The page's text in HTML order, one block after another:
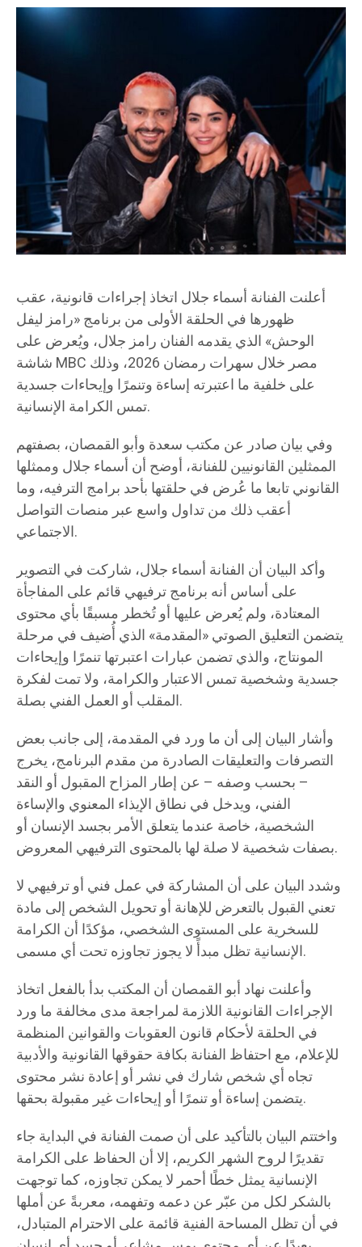
أعلنت الفنانة أسماء جلال اتخاذ إجراءات قانونية، عقب
ظهورها في الحلقة الأولى من برنامج «رامز ليفل
الوحش» الذي يقدمه الفنان رامز جلال، ويُعرض على
شاشة MBC مصر خلال سهرات رمضان 2026، وذلك
على خلفية ما اعتبرته إساءة وتنمرًا وإيحاءات جسدية
تمس الكرامة الإنسانية.
وفي بيان صادر عن مكتب سعدة وأبو القمصان، بصفتهم
الممثلين القانونيين للفنانة، أوضح أن أسماء جلال وممثلها
القانوني تابعا ما عُرض في حلقتها بأحد برامج الترفيه، وما
أعقب ذلك من تداول واسع عبر منصات التواصل
الاجتماعي.
وأكد البيان أن الفنانة أسماء جلال، شاركت في التصوير
على أساس أنه برنامج ترفيهي قائم على المفاجأة
المعتادة، ولم يُعرض عليها أو تُخطر مسبقًا بأي محتوى
يتضمن التعليق الصوتي «المقدمة» الذي أُضيف في مرحلة
المونتاج، والذي تضمن عبارات اعتبرتها تنمرًا وإيحاءات
جسدية وشخصية تمس الاعتبار والكرامة، ولا تمت لفكرة
المقلب أو العمل الفني بصلة.
وأشار البيان إلى أن ما ورد في المقدمة، إلى جانب بعض
التصرفات والتعليقات الصادرة من مقدم البرنامج، يخرج
– بحسب وصفه – عن إطار المزاح المقبول أو النقد
الفني، ويدخل في نطاق الإيذاء المعنوي والإساءة
الشخصية، خاصة عندما يتعلق الأمر بجسد الإنسان أو
بصفات شخصية لا صلة لها بالمحتوى الترفيهي المعروض.
وشدد البيان على أن المشاركة في عمل فني أو ترفيهي لا
تعني القبول بالتعرض للإهانة أو تحويل الشخص إلى مادة
للسخرية على المستوى الشخصي، مؤكدًا أن الكرامة
الإنسانية تظل مبدأً لا يجوز تجاوزه تحت أي مسمى.
وأعلنت نهاد أبو القمصان أن المكتب بدأ بالفعل اتخاذ
الإجراءات القانونية اللازمة لمراجعة مدى مخالفة ما ورد
في الحلقة لأحكام قانون العقوبات والقوانين المنظمة
للإعلام، مع احتفاظ الفنانة بكافة حقوقها القانونية والأدبية
تجاه أي شخص شارك في نشر أو إعادة نشر محتوى
يتضمن إساءة أو تنمرًا أو إيحاءات غير مقبولة بحقها.
واختتم البيان بالتأكيد على أن صمت الفنانة في البداية جاء
تقديرًا لروح الشهر الكريم، إلا أن الحفاظ على الكرامة
الإنسانية يمثل خطًا أحمر لا يمكن تجاوزه، كما توجهت
بالشكر لكل من عبّر عن دعمه وتفهمه، معربةً عن أملها
في أن تظل المساحة الفنية قائمة على الاحترام المتبادل،